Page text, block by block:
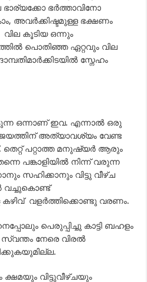
ഭര്‍ത്താവിനോ
അവര്‍ക്കിഷ്ടമുള്ള ഭക്ഷണം
വില കൂടിയ ഒന്നും
പൊതിഞ്ഞ ഏറ്റവും വില
സ്നേഹം
ഒന്നാണ് ഇവ. എന്നാല്‍ ഒരു
അത്യാവശ്യം വേണ്ട
പറ്റാത്ത മനുഷ്യര്‍ ആരും
പങ്കാളിയില്‍ നിന്ന് വരുന്ന
സഹിക്കാനും വിട്ടു വീഴ്ച
വച്ചുകൊണ്ട്
കഴിവ് വളര്‍ത്തിക്കൊണ്ടു വരണം.
പെരുപ്പിച്ചു കാട്ടി ബഹളം
സ്വന്തം നേരെ വിരല്‍
വിട്ടുവീഴ്ചയും